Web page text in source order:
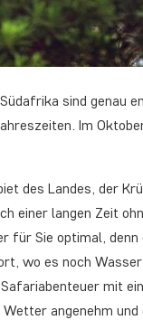
sind genau
Im
des Landes, der
einer langen Zeit
für Sie optimal, denn
wo es noch Wasser
mit
Wetter angenehm